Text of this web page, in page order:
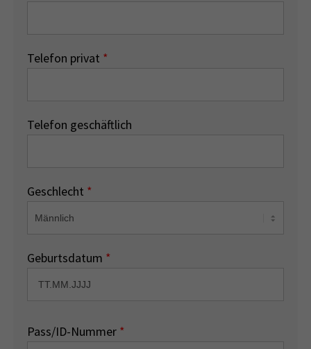
Telefon privat *
Telefon geschäftlich
Geschlecht *
Geburtsdatum *
Pass/ID-Nummer *